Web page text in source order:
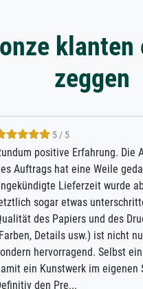
klanten
zeggen
5 / 5
positive Erfahrung. Die
Auftrags hat eine Weile
Lieferzeit wurde
sogar etwas
des Papiers und des
Details usw.) ist nicht
hervorragend. Selbst
ein Kunstwerk im eigenen
den Pre...